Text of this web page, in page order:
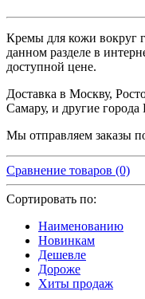
Кремы для кожи вокруг
данном разделе в
доступной цене.
Доставка в Москву,
Самару, и другие города
Мы отправляем заказы
Сравнение товаров (0)
Сортировать по:
Наименованию
Новинкам
Дешевле
Дороже
Хиты продаж